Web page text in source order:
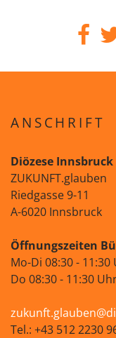
ANSCHRIFT
Diözese Innsbruck
ZUKUNFT.glauben
Riedgasse 9-11
A-6020 Innsbruck
Öffnungszeiten
Mo-Di 08:30 - 11:30
Do 08:30 - 11:30
Tel.: +43 512 2230